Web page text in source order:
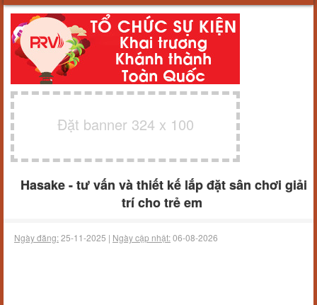
Đặt banner 324 x 100
Hasake - tư vấn và thiết kế lắp đặt sân chơi giải
trí cho trẻ em
Ngày đăng:25-11-2025 | Ngày cập nhật:06-08-2026